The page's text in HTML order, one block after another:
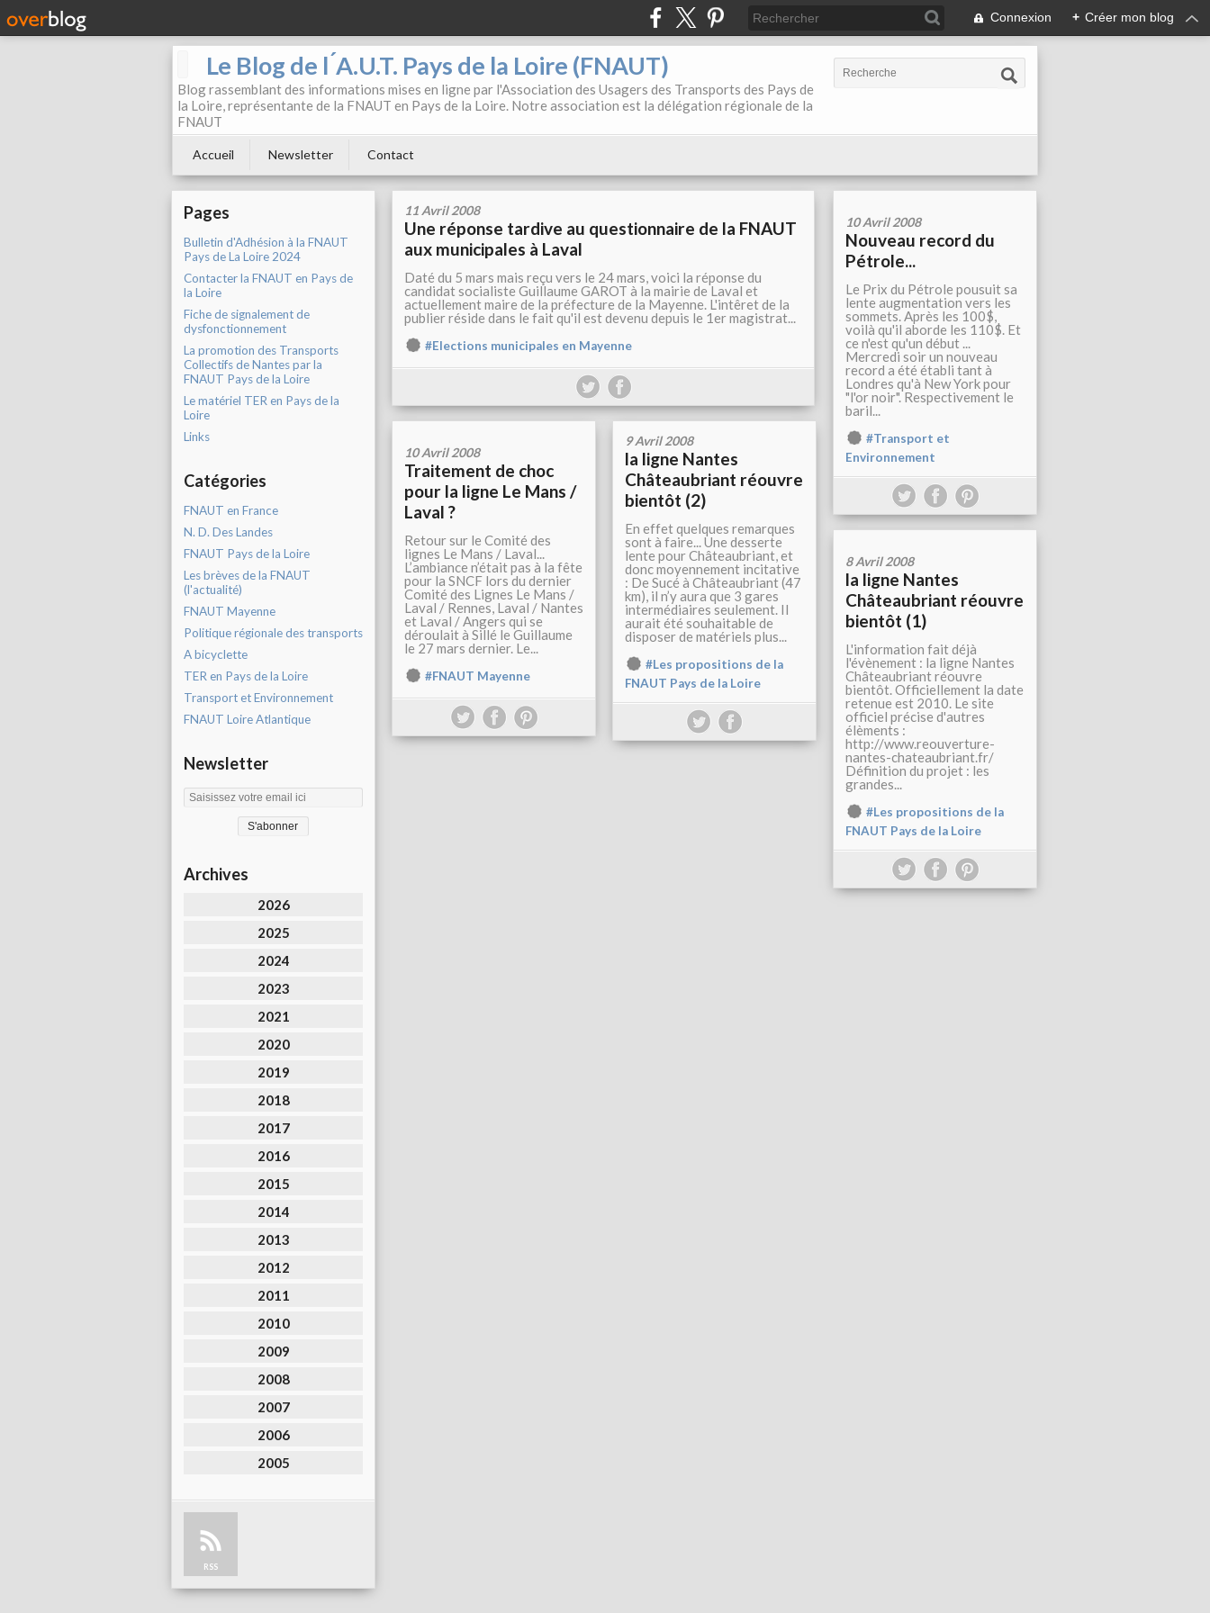
Connexion + Créer mon blog
Le Blog de l ́A.U.T. Pays de la Loire (FNAUT)
Blog rassemblant des informations mises en ligne par l'Association des Usagers des Transports des Pays de
la Loire, représentante de la FNAUT en Pays de la Loire. Notre association est la délégation régionale de la
FNAUT
Accueil Newsletter Contact
Pages
Bulletin d'Adhésion à la FNAUT
Pays de La Loire 2024
Contacter la FNAUT en Pays de
la Loire
Fiche de signalement de
dysfonctionnement
La promotion des Transports
Collectifs de Nantes par la
FNAUT Pays de la Loire
Le matériel TER en Pays de la
Loire
Links
Catégories
FNAUT en France
N. D. Des Landes
FNAUT Pays de la Loire
Les brèves de la FNAUT
(l'actualité)
FNAUT Mayenne
Politique régionale des transports
A bicyclette
TER en Pays de la Loire
Transport et Environnement
FNAUT Loire Atlantique
Newsletter
Archives
2026
2025
2024
2023
2021
2020
2019
2018
2017
2016
2015
2014
2013
2012
2011
2010
2009
2008
2007
2006
2005
RSS
11 Avril 2008
Une réponse tardive au questionnaire de la FNAUT
aux municipales à Laval
Daté du 5 mars mais reçu vers le 24 mars, voici la réponse du
candidat socialiste Guillaume GAROT à la mairie de Laval et
actuellement maire de la préfecture de la Mayenne. L'intêret de la
publier réside dans le fait qu'il est devenu depuis le 1er magistrat...
#Elections municipales en Mayenne
10 Avril 2008
Nouveau record du
Pétrole...
Le Prix du Pétrole pousuit sa
lente augmentation vers les
sommets. Après les 100$,
voilà qu'il aborde les 110$. Et
ce n'est qu'un début ...
Mercredi soir un nouveau
record a été établi tant à
Londres qu'à New York pour
"l'or noir". Respectivement le
baril...
#Transport et
Environnement
10 Avril 2008
Traitement de choc
pour la ligne Le Mans /
Laval ?
Retour sur le Comité des
lignes Le Mans / Laval...
L’ambiance n’était pas à la fête
pour la SNCF lors du dernier
Comité des Lignes Le Mans /
Laval / Rennes, Laval / Nantes
et Laval / Angers qui se
déroulait à Sillé le Guillaume
le 27 mars dernier. Le...
#FNAUT Mayenne
9 Avril 2008
la ligne Nantes
Châteaubriant réouvre
bientôt (2)
En effet quelques remarques
sont à faire... Une desserte
lente pour Châteaubriant, et
donc moyennement incitative
: De Sucé à Châteaubriant (47
km), il n’y aura que 3 gares
intermédiaires seulement. Il
aurait été souhaitable de
disposer de matériels plus...
#Les propositions de la
FNAUT Pays de la Loire
8 Avril 2008
la ligne Nantes
Châteaubriant réouvre
bientôt (1)
L'information fait déjà
l'évènement : la ligne Nantes
Châteaubriant réouvre
bientôt. Officiellement la date
retenue est 2010. Le site
officiel précise d'autres
élèments :
http://www.reouverture-
nantes-chateaubriant.fr/
Définition du projet : les
grandes...
#Les propositions de la
FNAUT Pays de la Loire